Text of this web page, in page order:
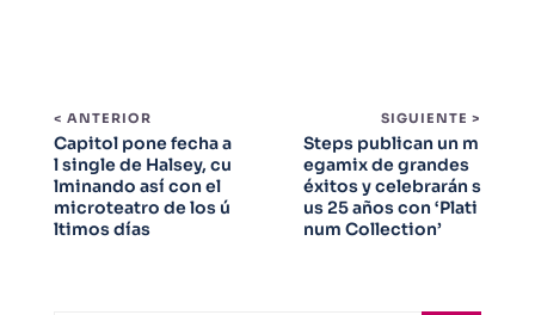
< ANTERIOR
Capitol pone fecha a
l single de Halsey, cu
lminando así con el
microteatro de los ú
ltimos días
SIGUIENTE >
Steps publican un m
egamix de grandes
éxitos y celebrarán s
us 25 años con ‘Plati
num Collection’